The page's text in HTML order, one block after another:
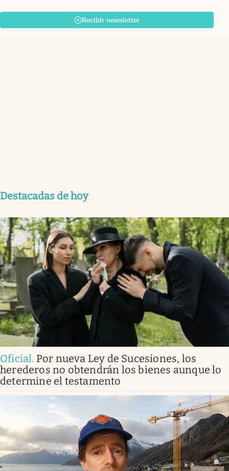
Recibir newsletter
Destacadas de hoy
Oficial. Por nueva Ley de Sucesiones, los
herederos no obtendrán los bienes aunque lo
determine el testamento